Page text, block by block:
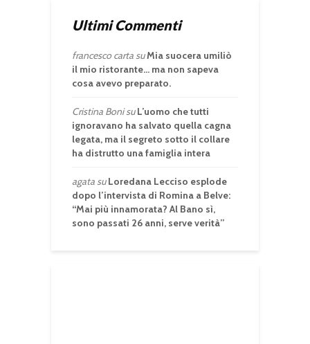
Ultimi Commenti
francesco cartasuMia suocera umiliò
il mio ristorante… ma non sapeva
cosa avevo preparato.
Cristina BonisuL’uomo che tutti
ignoravano ha salvato quella cagna
legata, ma il segreto sotto il collare
ha distrutto una famiglia intera
agatasuLoredana Lecciso esplode
dopo l’intervista di Romina a Belve:
“Mai più innamorata? Al Bano sì,
sono passati 26 anni, serve verità”